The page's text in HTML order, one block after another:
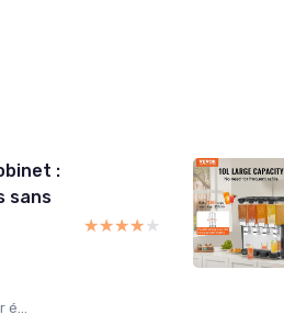
:
sans
★★★★★
★★★★★